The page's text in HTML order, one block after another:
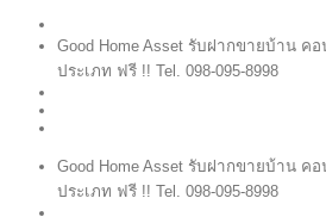
Good Home Asset รับฝากขายบ้าน
ประเภท ฟรี !! Tel. 098-095-8998
Good Home Asset รับฝากขายบ้าน
ประเภท ฟรี !! Tel. 098-095-8998